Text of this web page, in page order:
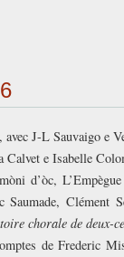
J-L Sauvaigo e
Calvet e Isabelle
d’òc,
Saumade,
chorale de deux-
de Frederic